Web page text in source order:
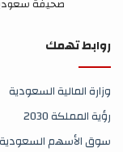
روابط تهمك
وزارة المالية السعودية
رؤية المملكة 2030
سوق الأسهم السعودية